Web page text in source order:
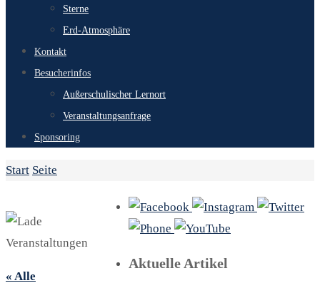
Sterne
Erd-Atmosphäre
Kontakt
Besucherinfos
Außerschulischer Lernort
Veranstaltungsanfrage
Sponsoring
Start Seite
« Alle
Aktuelle Artikel